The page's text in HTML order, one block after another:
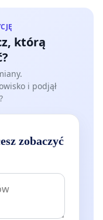
którą
i podjął
zobaczyć